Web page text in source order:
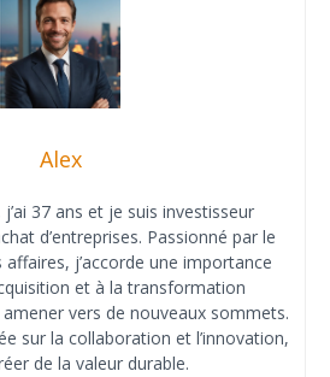
Alex
j’ai 37 ans et je suis investisseur
d’entreprises. Passionné par le
j’accorde une importance
et à la transformation
amener vers de nouveaux sommets.
sur la collaboration et l’innovation,
de la valeur durable.